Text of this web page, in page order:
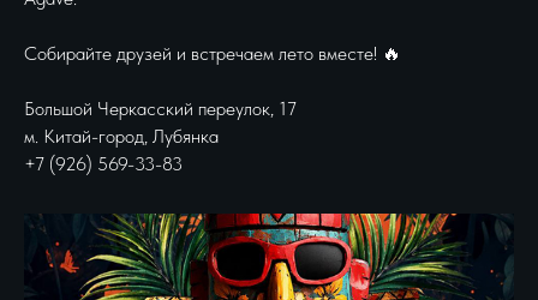
Собирайте друзей и встречаем лето вместе! 🔥
Большой Черкасский переулок, 17
м. Китай-город, Лубянка
+7 (926) 569-33-83